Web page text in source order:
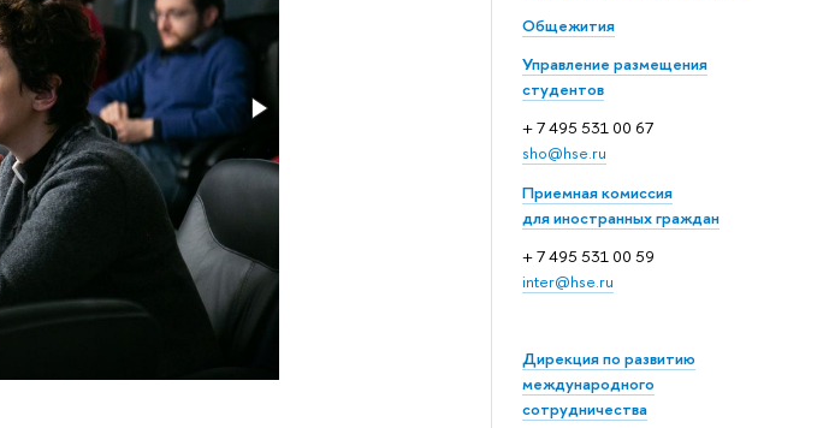
Общежития
Управление размещения
студентов
+ 7 495 531 00 67
sho@hse.ru
Приемная комиссия
для иностранных граждан
+ 7 495 531 00 59
inter@hse.ru
Дирекция по развитию
международного
сотрудничества